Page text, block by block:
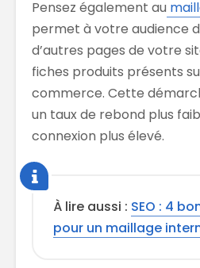
Pensez également au
permet à votre audience
d’autres pages de votre
fiches produits présents
commerce. Cette
un taux de rebond plus
connexion plus élevé.
À lire aussi : SEO : 4
pour un maillage